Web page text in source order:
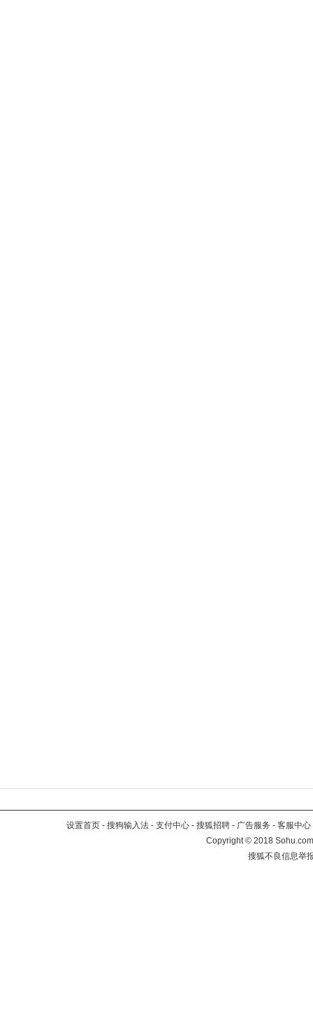
设置首页 - 搜狗输入法 - 支付中心 - 搜狐招聘 - 广告服务 - 客服中心
Copyright©2018
搜狐不良信息举